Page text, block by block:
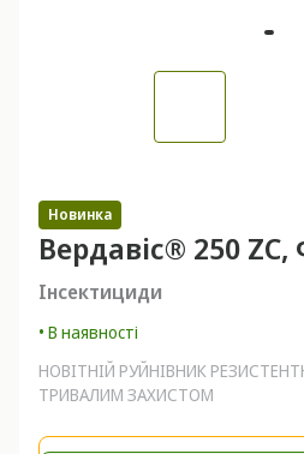
Новинка
Вердавіс® 250
Інсектициди
• В наявності
НОВІТНІЙ РУЙНІВНИК
ТРИВАЛИМ ЗАХИСТОМ